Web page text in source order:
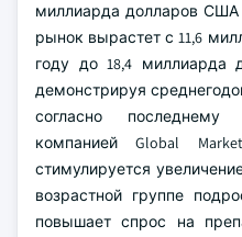
миллиарда долларов США
рынок вырастет с 11,6
году до 18,4 миллиарда
демонстрируя
согласно последнему
компанией Global
стимулируется
возрастной группе
повышает спрос на